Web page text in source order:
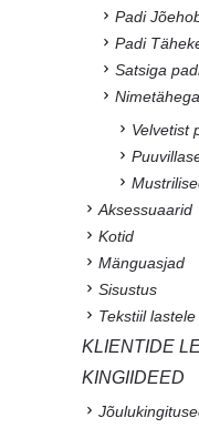
Padi
Padi
Satsiga
Velvetist
Aksessuaarid
Kotid
Mänguasjad
Sisustus
Tekstiil lastele
KLIENTIDE
KINGIIDEED